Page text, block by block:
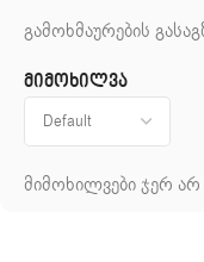
მიმოხილვა
მიმოხილვები ჯერ არ
გამოხმაურების